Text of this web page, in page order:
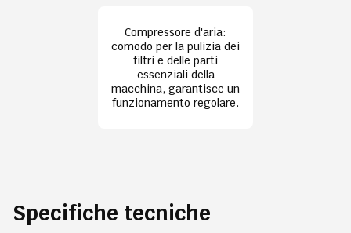
Compressore d'aria:
comodo per la pulizia dei
filtri e delle parti
essenziali della
macchina, garantisce un
funzionamento regolare.
Specifiche tecniche